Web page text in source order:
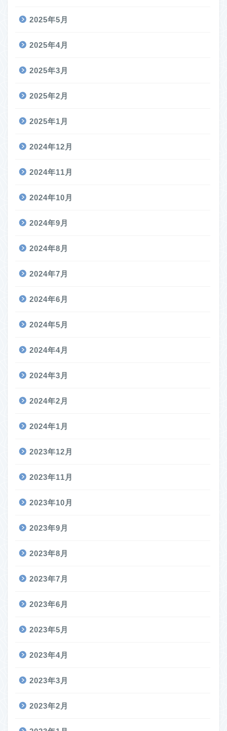
2025年5月
2025年4月
2025年3月
2025年2月
2025年1月
2024年12月
2024年11月
2024年10月
2024年9月
2024年8月
2024年7月
2024年6月
2024年5月
2024年4月
2024年3月
2024年2月
2024年1月
2023年12月
2023年11月
2023年10月
2023年9月
2023年8月
2023年7月
2023年6月
2023年5月
2023年4月
2023年3月
2023年2月